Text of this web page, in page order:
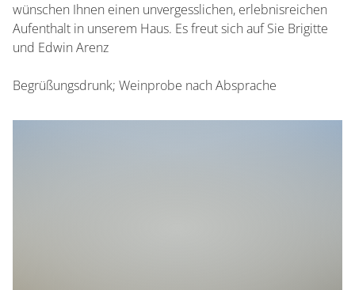
wünschen Ihnen einen unvergesslichen, erlebnisreichen
Aufenthalt in unserem Haus. Es freut sich auf Sie Brigitte
und Edwin Arenz
Begrüßungsdrunk; Weinprobe nach Absprache